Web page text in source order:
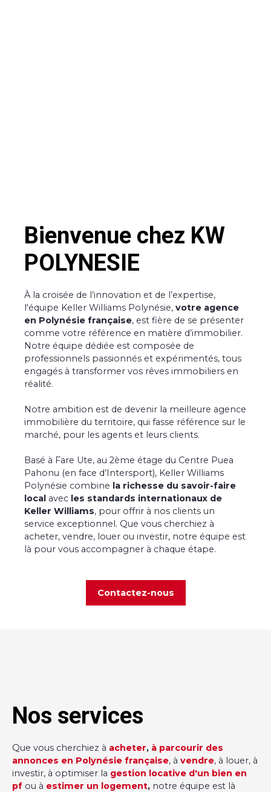
Bienvenue chez KW
POLYNESIE
À la croisée de l’innovation et de l’expertise,
l'équipe Keller Williams Polynésie, votre agence
en Polynésie française, est fière de se présenter
comme votre référence en matière d’immobilier.
Notre équipe dédiée est composée de
professionnels passionnés et expérimentés, tous
engagés à transformer vos rêves immobiliers en
réalité.
Notre ambition est de devenir la meilleure agence
immobilière du territoire, qui fasse référence sur le
marché, pour les agents et leurs clients.
Basé à Fare Ute, au 2ème étage du Centre Puea
Pahonu (en face d’Intersport), Keller Williams
Polynésie combine la richesse du savoir-faire
local avec les standards internationaux de
Keller Williams, pour offrir à nos clients un
service exceptionnel. Que vous cherchiez à
acheter, vendre, louer ou investir, notre équipe est
là pour vous accompagner à chaque étape.
Contactez-nous
Nos services
Que vous cherchiez à acheter, à parcourir des
annonces en Polynésie française, à vendre, à louer, à
investir, à optimiser la gestion locative d'un bien en
pf ou à estimer un logement, notre équipe est là